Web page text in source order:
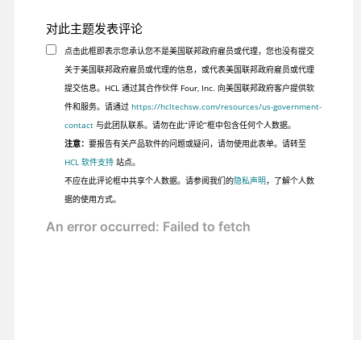
对此主题发表评论
点击此框即表示您承认您不是美国联邦政府雇员或代理，您也没有提交
关于美国联邦政府雇员或代理的信息，或代表美国联邦政府雇员或代理
提交信息。HCL 通过其合作伙伴 Four, Inc. 向美国联邦政府客户提供软
件和服务。请通过 https://hcltechsw.com/resources/us-government-
contact与此团队联系。请勿在此“评论”框中包含任何个人数据。
注意： 要报告有关产品软件的问题或疑问，请勿使用此表单。请转至
HCL 软件支持站点。
不应在此评论框中共享个人数据。请参阅我们的隐私声明，了解个人数
据的使用方式。